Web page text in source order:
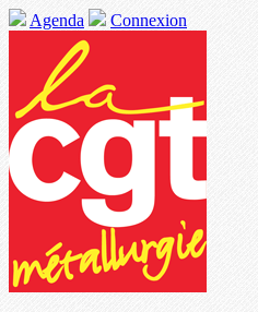
Agenda Connexion